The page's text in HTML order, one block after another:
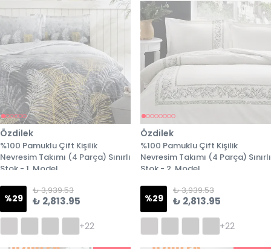
Özdilek
%100 Pamuklu Çift Kişilik
Nevresim Takımı (4 Parça) Sınırlı
Stok - 1. Model
%29
₺ 3,939.53
₺ 2,813.95
+22
Özdilek
%100 Pamuklu Çift Kişilik
Nevresim Takımı (4 Parça) Sınırlı
Stok - 2. Model
%29
₺ 3,939.53
₺ 2,813.95
+22